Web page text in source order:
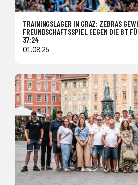
TRAININGSLAGER IN GRAZ: ZEBRAS
FREUNDSCHAFTSSPIEL GEGEN DIE BT
37:24
01.08.26